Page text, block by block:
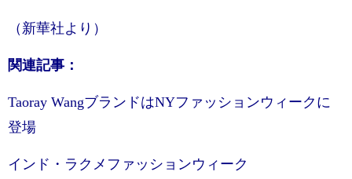
（新華社より）
関連記事：
Taoray WangブランドはNYファッションウィークに
登場
インド・ラクメファッションウィーク